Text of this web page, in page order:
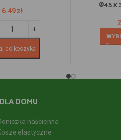
6.49 zł
do koszyka
Ø45 x
DLA DOMU
naścienna
elastyczne